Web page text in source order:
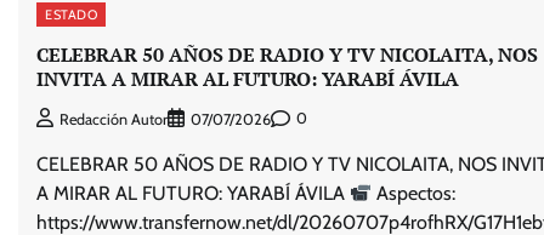
ESTADO
CELEBRAR 50 AÑOS DE RADIO Y TV NICOLAITA, NOS
INVITA A MIRAR AL FUTURO: YARABÍ ÁVILA
Redacción Autor 07/07/2026 0
CELEBRAR 50 AÑOS DE RADIO Y TV NICOLAITA, NOS
A MIRAR AL FUTURO: YARABÍ ÁVILA
Aspectos:
https://www.transfernow.net/dl/20260707p4rofhRX/